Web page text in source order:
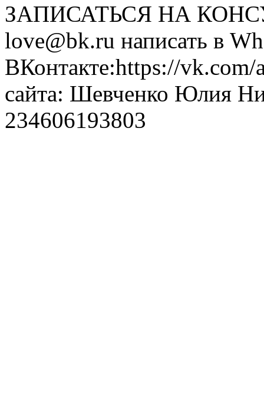
ЗАПИСАТЬСЯ НА
love@bk.ru написать в
ВКонтакте:https://
сайта: Шевченко Юлия
234606193803